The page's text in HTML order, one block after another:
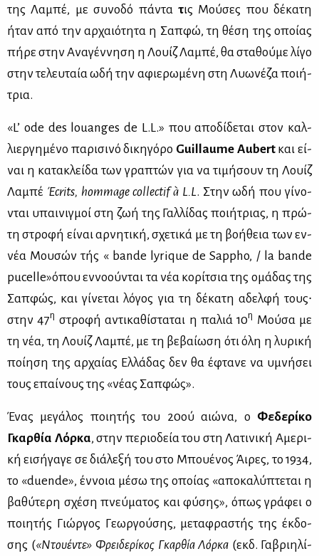
της Λα­μπέ, με συ­νο­δό πά­ντα τις Μού­σες που δέ­κα­τη
ήταν από την αρ­χαιό­τη­τα η Σαπ­φώ, τη θέ­ση της οποί­ας
πή­ρε στην Ανα­γέν­νη­ση η Λουίζ Λα­μπέ, θα στα­θού­με λί­γο
στην τε­λευ­ταία ωδή την αφιε­ρω­μέ­νη στη Λυω­νέ­ζα ποι­ή­
τρια.
«L’ ode des louanges de L.L.» που απο­δί­δε­ται στον καλ­
λιερ­γη­μέ­νο πα­ρι­σι­νό δι­κη­γό­ρο Guillaume Aubertκαι εί­
ναι η κα­τα­κλεί­δα των γρα­πτών για να τι­μή­σουν τη Λουίζ
Λα­μπέ Έcrits, hommage collectifà L L. Στην ωδή που γί­νο­
νται υπαι­νιγ­μοί στη ζωή της Γαλ­λί­δας ποι­ή­τριας, η πρώ­
τη στρο­φή εί­ναι αρ­νη­τι­κή, σχε­τι­κά με τη βο­ή­θεια των εν­
νέα Μου­σών τής « bande lyrique de Sappho, / la bande
pucelle»όπου εν­νο­ού­νται τα νέα κο­ρί­τσια της ομά­δας της
Σαπ­φώς, και γί­νε­ται λό­γος για τη δέ­κα­τη αδελ­φή τους∙
στην 47η στρο­φή αντι­κα­θί­στα­ται η πα­λιά 10η Μού­σα με
τη νέα, τη Λουίζ Λα­μπέ, με τη βε­βαί­ω­ση ότι όλη η λυ­ρι­κή
ποί­η­ση της αρ­χαί­ας Ελ­λά­δας δεν θα έφτα­νε να υμνή­σει
τους επαί­νους της «νέ­ας Σαπ­φώς».
Ένας με­γά­λος ποι­η­τής του 20ού αιώ­να, ο Φε­δε­ρί­κο
Γκαρ­θία Λόρ­κα, στην πε­ριο­δεία του στη Λα­τι­νι­κή Αμε­ρι­
κή ει­σή­γα­γε σε διά­λε­ξή του στο Μπου­έ­νος Άι­ρες, το 1934,
το «duende», έν­νοια μέ­σω της οποί­ας «απο­κα­λύ­πτε­ται η
βα­θύ­τε­ρη σχέ­ση πνεύ­μα­τος και φύ­σης», όπως γρά­φει ο
ποι­η­τής Γιώρ­γος Γε­ωρ­γού­σης, με­τα­φρα­στής της έκ­δο­
σης («Ντου­έ­ντε» Φρει­δε­ρί­κος Γκαρ­θία Λόρ­κα (εκδ. Γα­βρι­η­λί­